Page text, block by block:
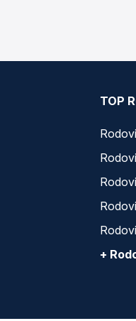
TOP
+